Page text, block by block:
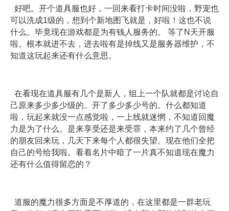
好吧。开个道具服也好，一回来看打卡时间没啦，野宠也
可以洗成1级的，想到个新地图飞就是，好啦！这也不说
什么。毕竟现在游戏都是为有钱人服务的。 等了N天开服
啦。根本就进不去，进去啦有是掉线又是服务器维护，不
知道这玩起来还有什么意思。
在看现在道具服有几个是新人，组上一个队就都是讨论自
己原来多少多少级的。开了多少多少号的。什么都知道
啦，玩起来就没一点感觉啦，一上线就迷惘，不知道回魔
力是为了什么。是来享受还是来受罪，本来约了几个曾经
的朋友回来玩，几天下来每个人都很失望。现在他们全把
自己的号给我啦。看着名片中暗了一片真不知道现在魔力
还有什么值得留恋的？
道服的魔力很多方面是不厚道的，在这里都是一群老玩